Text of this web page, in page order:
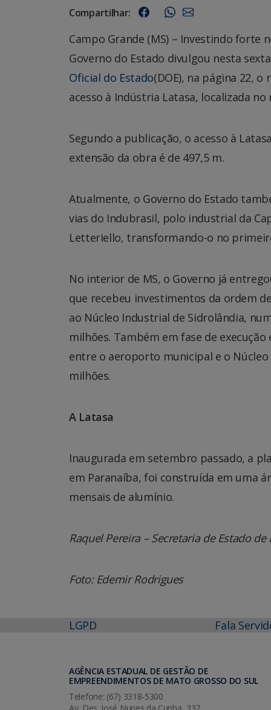
Compartilhar:
Campo Grande (MS) – Investindo forte
Governo do Estado divulgou nesta
Oficial do Estado(DOE), na página 22,
acesso à Indústria Latasa, localizada
Segundo a publicação, o acesso à
extensão da obra é de 497,5 m.
Atualmente, o Governo do Estado
vias do Indubrasil, polo industrial da
Letteriello, transformando-o no
No interior de MS, o Governo já
que recebeu investimentos da ordem
ao Núcleo Industrial de Sidrolândia,
milhões. Também em fase de
entre o aeroporto municipal e o
milhões.
A Latasa
Inaugurada em setembro passado, a
em Paranaíba, foi construída em uma
mensais de alumínio.
Raquel Pereira – Secretaria de Estado
Foto: Edemir Rodrigues
LGPD Fala
AGÊNCIA ESTADUAL DE GESTÃO DE
EMPREENDIMENTOS DE MATO GROSSO DO SUL
Telefone: (67) 3318-5300
Av. Des. José Nunes da Cunha, 337